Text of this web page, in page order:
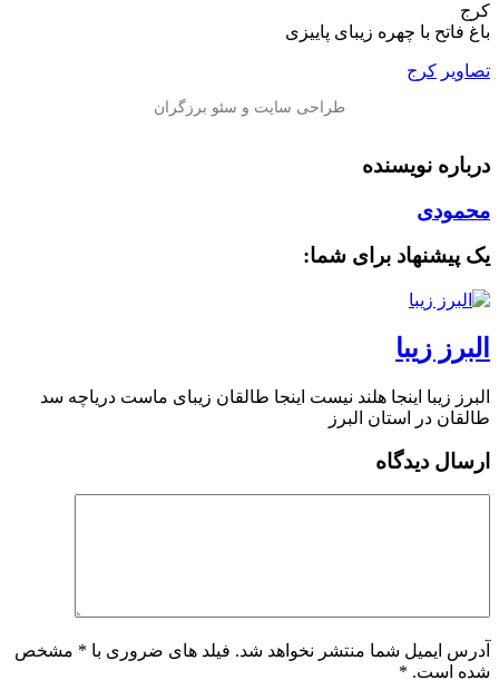
کرج
باغ فاتح با چهره زیبای پاییزی
تصاویر کرج
درباره نویسنده
محمودی
یک پیشنهاد برای شما:
البرز زیبا
البرز زیبا اینجا هلند نیست اینجا طالقان زیبای ماست دریاچه سد
طالقان در استان البرز
ارسال دیدگاه
آدرس ایمیل شما منتشر نخواهد شد. فیلد های ضروری با * مشخص
شده است. *